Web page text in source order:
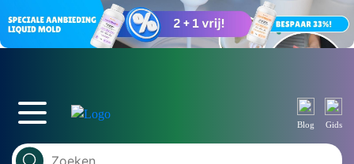
Blog Gids